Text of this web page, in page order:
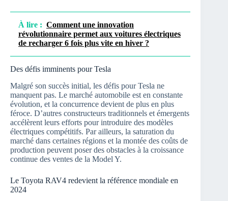
À lire : Comment une innovation
révolutionnaire permet aux voitures électriques
de recharger 6 fois plus vite en hiver ?
Des défis imminents pour Tesla
Malgré son succès initial, les défis pour Tesla ne
manquent pas. Le marché automobile est en constante
évolution, et la concurrence devient de plus en plus
féroce. D’autres constructeurs traditionnels et émergents
accélèrent leurs efforts pour introduire des modèles
électriques compétitifs. Par ailleurs, la saturation du
marché dans certaines régions et la montée des coûts de
production peuvent poser des obstacles à la croissance
continue des ventes de la Model Y.
Le Toyota RAV4 redevient la référence mondiale en
2024